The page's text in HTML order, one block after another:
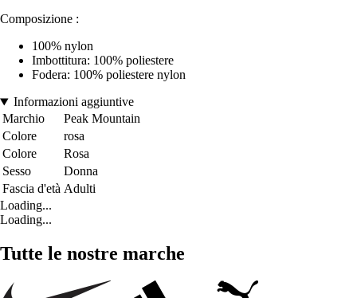
Composizione :
100% nylon
Imbottitura: 100% poliestere
Fodera: 100% poliestere nylon
Informazioni aggiuntive
Marchio
Peak Mountain
Colore
rosa
Colore
Rosa
Sesso
Donna
Fascia d'età Adulti
Loading...
Loading...
Tutte le nostre marche